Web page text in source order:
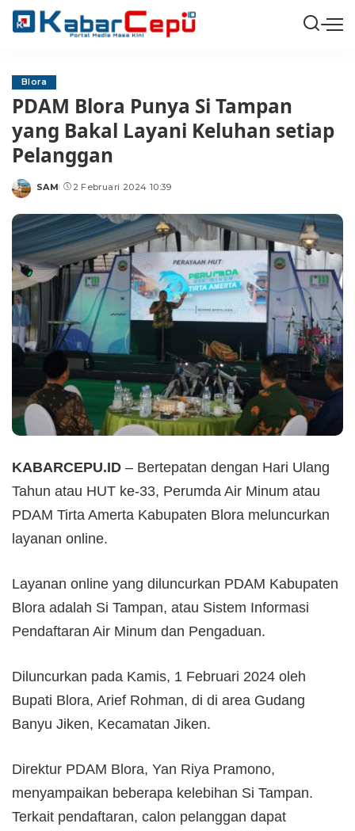
Blora
PDAM Blora Punya Si Tampan
yang Bakal Layani Keluhan setiap
Pelanggan
Posted
SAM 2 Februari 2024 10:39
KABARCEPU.ID – Bertepatan dengan Hari Ulang
Tahun atau HUT ke-33, Perumda Air Minum atau
PDAM Tirta Amerta Kabupaten Blora meluncurkan
layanan online.
Layanan online yang diluncurkan PDAM Kabupaten
Blora adalah Si Tampan, atau Sistem Informasi
Pendaftaran Air Minum dan Pengaduan.
Diluncurkan pada Kamis, 1 Februari 2024 oleh
Bupati Blora, Arief Rohman, di di area Gudang
Banyu Jiken, Kecamatan Jiken.
Direktur PDAM Blora, Yan Riya Pramono,
menyampaikan beberapa kelebihan Si Tampan.
Terkait pendaftaran, calon pelanggan dapat